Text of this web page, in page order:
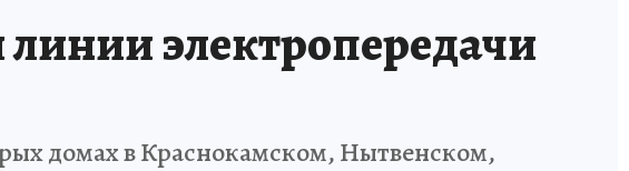
БЕЛЫХ ХАЛАТАХ ВЫБОРЫ ГУБЕРНАТОРА
электропередачи
домах в Краснокамском, Нытвенском,